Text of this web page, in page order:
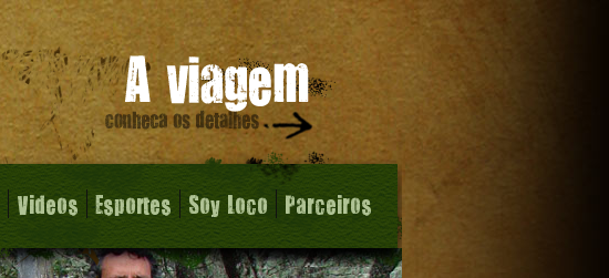
Videos Esportes Soy Loco Parceiros